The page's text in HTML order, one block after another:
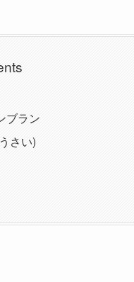
ブラン
さい)